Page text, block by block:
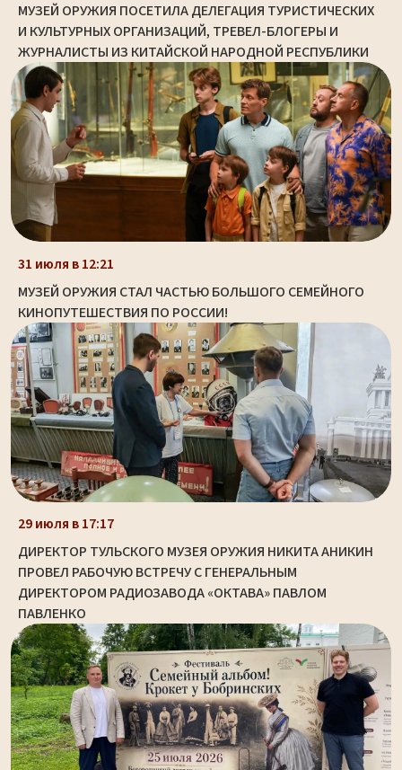
МУЗЕЙ ОРУЖИЯ ПОСЕТИЛА ДЕЛЕГАЦИЯ ТУРИСТИЧЕСКИХ
И КУЛЬТУРНЫХ ОРГАНИЗАЦИЙ, ТРЕВЕЛ-БЛОГЕРЫ И
ЖУРНАЛИСТЫ ИЗ КИТАЙСКОЙ НАРОДНОЙ РЕСПУБЛИКИ
31 июля в 12:21
МУЗЕЙ ОРУЖИЯ СТАЛ ЧАСТЬЮ БОЛЬШОГО СЕМЕЙНОГО
КИНОПУТЕШЕСТВИЯ ПО РОССИИ!
29 июля в 17:17
ДИРЕКТОР ТУЛЬСКОГО МУЗЕЯ ОРУЖИЯ НИКИТА АНИКИН
ПРОВЕЛ РАБОЧУЮ ВСТРЕЧУ С ГЕНЕРАЛЬНЫМ
ДИРЕКТОРОМ РАДИОЗАВОДА «ОКТАВА» ПАВЛОМ
ПАВЛЕНКО